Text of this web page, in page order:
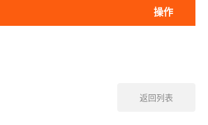
操作
返回列表